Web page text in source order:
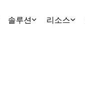
솔루션 리소스